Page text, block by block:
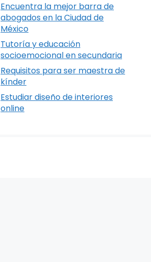
Encuentra la mejor barra de
abogados en la Ciudad de
México
Tutoría y educación
socioemocional en secundaria
Requisitos para ser maestra de
kínder
Estudiar diseño de interiores
online